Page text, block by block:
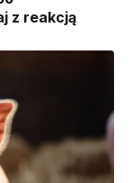
z reakcją